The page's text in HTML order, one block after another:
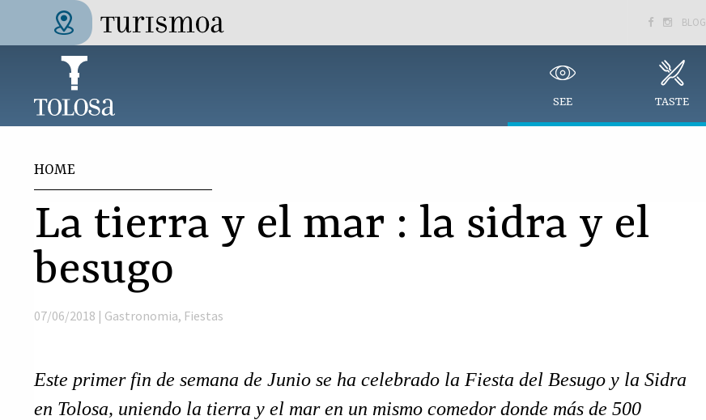
Skip to main content
Tolosa Turismoa
  BLOG
SEE TASTE
HOME
La tierra y el mar : la sidra y el
besugo
07/06/2018 | Gastronomia, Fiestas
Este primer fin de semana de Junio se ha celebrado la Fiesta del Besugo y la Sidra
en Tolosa, uniendo la tierra y el mar en un mismo comedor donde más de 500